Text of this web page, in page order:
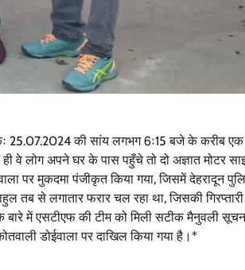
25.07.2024 की सांय लगभग 6ः15 बजे के करीब एक
वे लोग अपने घर के पास पहुँचे तो दो अज्ञात मोटर
पर मुकदमा पंजीकृत किया गया, जिसमें देहरादून
तब से लगातार फरार चल रहा था, जिसकी
बारे में एसटीएफ की टीम को मिली सटीक मैनुवली
डोईवाला पर दाखिल किया गया है।*
प्रदेश बड़ी खबर
कार्यक्रम में विभिन्न विभागों से संबंधित
की गई दर्ज, 32 समस्याओं का किया
मौके पर निस्तारण